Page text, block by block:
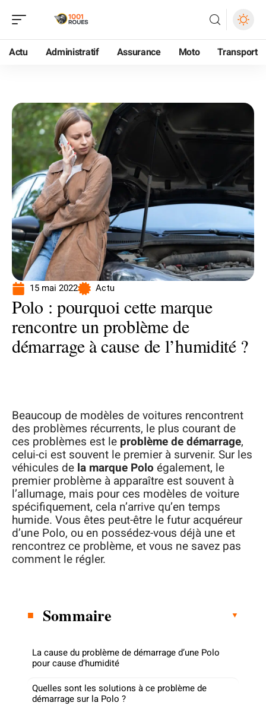
Actu Administratif Assurance Moto Transport
15 mai 2022 Actu
Polo : pourquoi cette marque
rencontre un problème de
démarrage à cause de l’humidité ?
Beaucoup de modèles de voitures rencontrent
des problèmes récurrents, le plus courant de
ces problèmes est le problème de démarrage,
celui-ci est souvent le premier à survenir. Sur les
véhicules de la marque Polo également, le
premier problème à apparaître est souvent à
l’allumage, mais pour ces modèles de voiture
spécifiquement, cela n’arrive qu’en temps
humide. Vous êtes peut-être le futur acquéreur
d’une Polo, ou en possédez-vous déjà une et
rencontrez ce problème, et vous ne savez pas
comment le régler.
Sommaire
La cause du problème de démarrage d’une Polo
pour cause d’humidité
Quelles sont les solutions à ce problème de
démarrage sur la Polo ?